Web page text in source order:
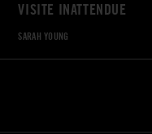
VISITE INATTENDUE
SARAH YOUNG